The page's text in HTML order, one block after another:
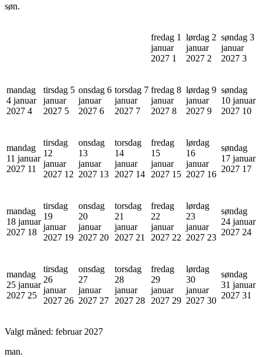
søn.
fredag 1
januar
2027 1
lørdag 2
januar
2027 2
søndag 3
januar
2027 3
mandag
4 januar
2027 4
tirsdag 5
januar
2027 5
onsdag 6
januar
2027 6
torsdag 7
januar
2027 7
fredag 8
januar
2027 8
lørdag 9
januar
2027 9
søndag
10 januar
2027 10
mandag
11 januar
2027 11
tirsdag
12
januar
2027 12
onsdag
13
januar
2027 13
torsdag
14
januar
2027 14
fredag
15
januar
2027 15
lørdag
16
januar
2027 16
søndag
17 januar
2027 17
mandag
18 januar
2027 18
tirsdag
19
januar
2027 19
onsdag
20
januar
2027 20
torsdag
21
januar
2027 21
fredag
22
januar
2027 22
lørdag
23
januar
2027 23
søndag
24 januar
2027 24
mandag
25 januar
2027 25
tirsdag
26
januar
2027 26
onsdag
27
januar
2027 27
torsdag
28
januar
2027 28
fredag
29
januar
2027 29
lørdag
30
januar
2027 30
søndag
31 januar
2027 31
Valgt måned: februar 2027
man.